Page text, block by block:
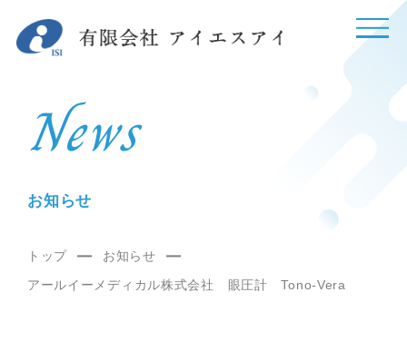
News
お知らせ
トップ
お知らせ
アールイーメディカル株式会社 眼圧計 Tono-Vera